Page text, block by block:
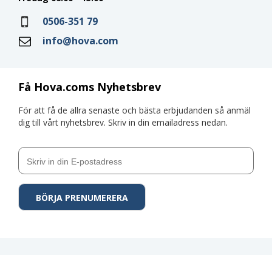
Få Hova.coms Nyhetsbrev
För att få de allra senaste och bästa erbjudanden så anmäl
dig till vårt nyhetsbrev. Skriv in din emailadress nedan.
0506-351 79
info@hova.com